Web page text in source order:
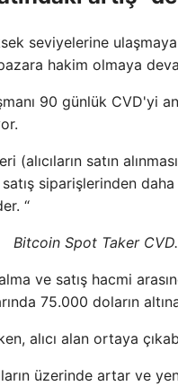
seviyelerine
hakim olmaya
90 günlük CVD'yi
(alıcıların satın
siparişlerinden daha
“
Bitcoin Spot Taker
ve satış hacmi
75.000 doların
alıcı alan ortaya
üzerinde artar ve